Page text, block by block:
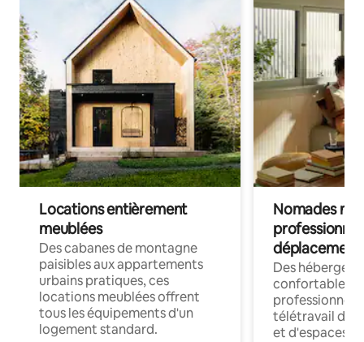
Locations entièrement
meublées
Des cabanes de montagne
paisibles aux appartements
urbains pratiques, ces
locations meublées offrent
tous les équipements d'un
logement standard.
Nomades
déplacement
Des
confortables
professionnels
télétravail
et d'espaces